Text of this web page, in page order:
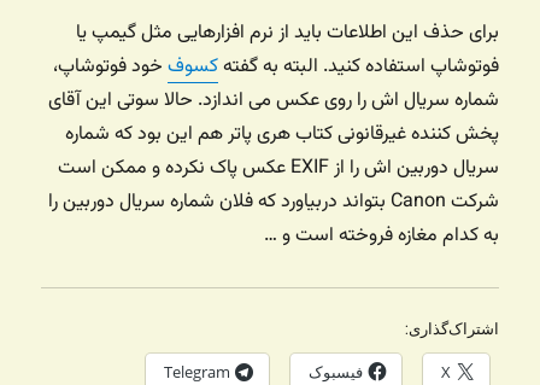
برای حذف این اطلاعات باید از نرم افزارهایی مثل گیمپ یا
فوتوشاپ استفاده کنید. البته به گفتهکسوف خود فوتوشاپ،
شماره سریال اش را روی عکس می اندازد. حالا سوتی این آقای
پخش کننده غیرقانونی کتاب هری پاتر هم این بود که شماره
سریال دوربین اش را از EXIF عکس پاک نکرده و ممکن است
شرکت Canon بتواند دربیاورد که فلان شماره سریال دوربین را
به کدام مغازه فروخته است و …
اشتراک‌گذاری:
X فیسبوک Telegram